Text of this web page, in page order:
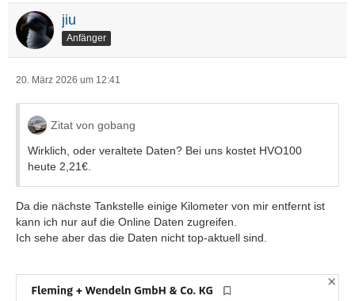
jiu
Anfänger
20. März 2026 um 12:41
Zitat von gobang
Wirklich, oder veraltete Daten? Bei uns kostet HVO100
heute 2,21€.
Da die nächste Tankstelle einige Kilometer von mir entfernt ist
kann ich nur auf die Online Daten zugreifen.
Ich sehe aber das die Daten nicht top-aktuell sind.